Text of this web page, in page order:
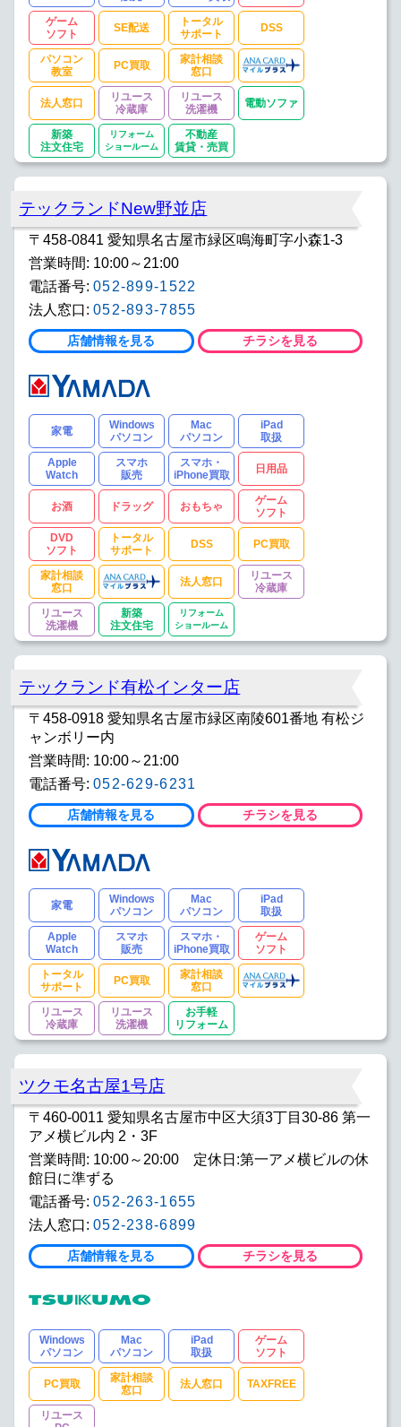
ゲーム
ソフト
SE配送
トータル
サポート
DSS
パソコン
教室
PC買取
家計相談
窓口
法人窓口
リユース
冷蔵庫
リユース
洗濯機
電動ソファ
新築
注文住宅
リフォーム
ショールーム
不動産
賃貸・売買
テックランドNew野並店
〒458-0841 愛知県名古屋市緑区鳴海町字小森1-3
営業時間: 10:00～21:00
電話番号: 052-899-1522
法人窓口: 052-893-7855
店舗情報を見る チラシを見る
家電
Windows
パソコン
Mac
パソコン
iPad
取扱
Apple
Watch
スマホ
販売
スマホ・
iPhone買取
日用品
お酒 ドラッグ おもちゃ
ゲーム
ソフト
DVD
ソフト
トータル
サポート
DSS PC買取
家計相談
窓口
法人窓口
リユース
冷蔵庫
リユース
洗濯機
新築
注文住宅
リフォーム
ショールーム
テックランド有松インター店
〒458-0918 愛知県名古屋市緑区南陵601番地 有松ジ
ャンボリー内
営業時間: 10:00～21:00
電話番号: 052-629-6231
店舗情報を見る チラシを見る
家電
Windows
パソコン
Mac
パソコン
iPad
取扱
Apple
Watch
スマホ
販売
スマホ・
iPhone買取
ゲーム
ソフト
トータル
サポート
PC買取
家計相談
窓口
リユース
冷蔵庫
リユース
洗濯機
お手軽
リフォーム
ツクモ名古屋1号店
〒460-0011 愛知県名古屋市中区大須3丁目30-86 第一
アメ横ビル内 2・3F
営業時間: 10:00～20:00 定休日:第一アメ横ビルの休
館日に準ずる
電話番号: 052-263-1655
法人窓口: 052-238-6899
店舗情報を見る チラシを見る
Windows
パソコン
Mac
パソコン
iPad
取扱
ゲーム
ソフト
PC買取
家計相談
窓口
法人窓口 TAXFREE
リユース